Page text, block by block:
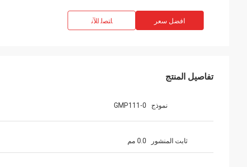
افضل سعر ﺎﺘﺼﻟ ﺍﻶﻧ
تفاصيل المنتج
نموذج GMP111-0
ثابت المنشور 0.0 مم